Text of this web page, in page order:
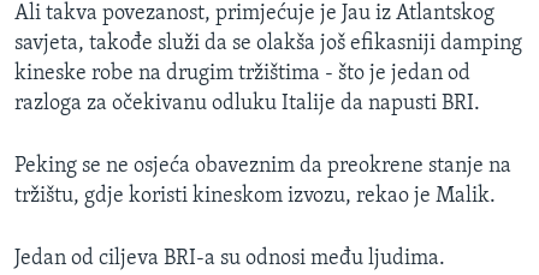
Ali takva povezanost, primjećuje je Jau iz Atlantskog
savjeta, takođe služi da se olakša još efikasniji damping
kineske robe na drugim tržištima - što je jedan od
razloga za očekivanu odluku Italije da napusti BRI.
Peking se ne osjeća obaveznim da preokrene stanje na
tržištu, gdje koristi kineskom izvozu, rekao je Malik.
Jedan od ciljeva BRI-a su odnosi među ljudima.